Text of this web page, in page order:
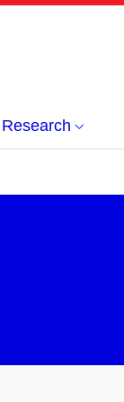
Research